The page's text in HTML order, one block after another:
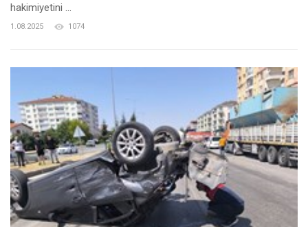
hakimiyetini ...
1.08.2025 1074